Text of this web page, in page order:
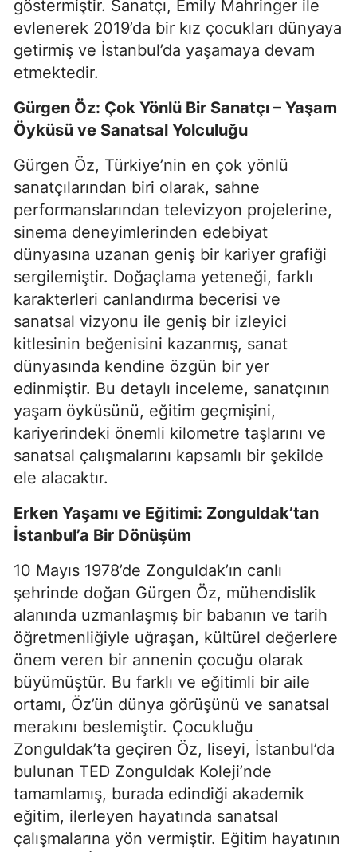
göstermiştir. Sanatçı, Emily Mahringer ile
evlenerek 2019’da bir kız çocukları dünyaya
getirmiş ve İstanbul’da yaşamaya devam
etmektedir.
Gürgen Öz: Çok Yönlü Bir Sanatçı – Yaşam
Öyküsü ve Sanatsal Yolculuğu
Gürgen Öz, Türkiye’nin en çok yönlü
sanatçılarından biri olarak, sahne
performanslarından televizyon projelerine,
sinema deneyimlerinden edebiyat
dünyasına uzanan geniş bir kariyer grafiği
sergilemiştir. Doğaçlama yeteneği, farklı
karakterleri canlandırma becerisi ve
sanatsal vizyonu ile geniş bir izleyici
kitlesinin beğenisini kazanmış, sanat
dünyasında kendine özgün bir yer
edinmiştir. Bu detaylı inceleme, sanatçının
yaşam öyküsünü, eğitim geçmişini,
kariyerindeki önemli kilometre taşlarını ve
sanatsal çalışmalarını kapsamlı bir şekilde
ele alacaktır.
Erken Yaşamı ve Eğitimi: Zonguldak’tan
İstanbul’a Bir Dönüşüm
10 Mayıs 1978’de Zonguldak’ın canlı
şehrinde doğan Gürgen Öz, mühendislik
alanında uzmanlaşmış bir babanın ve tarih
öğretmenliğiyle uğraşan, kültürel değerlere
önem veren bir annenin çocuğu olarak
büyümüştür. Bu farklı ve eğitimli bir aile
ortamı, Öz’ün dünya görüşünü ve sanatsal
merakını beslemiştir. Çocukluğu
Zonguldak’ta geçiren Öz, liseyi, İstanbul’da
bulunan TED Zonguldak Koleji’nde
tamamlamış, burada edindiği akademik
eğitim, ilerleyen hayatında sanatsal
çalışmalarına yön vermiştir. Eğitim hayatının